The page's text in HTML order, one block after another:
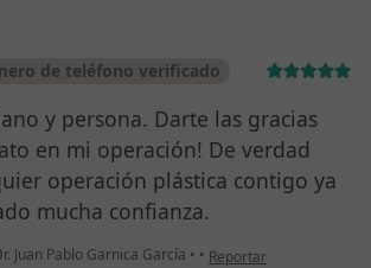
de teléfono verificado
y persona. Darte las gracias
en mi operación! De verdad
operación plástica contigo ya
mucha confianza.
Juan Pablo Garnica García • • en opinión del usuario
Reportar